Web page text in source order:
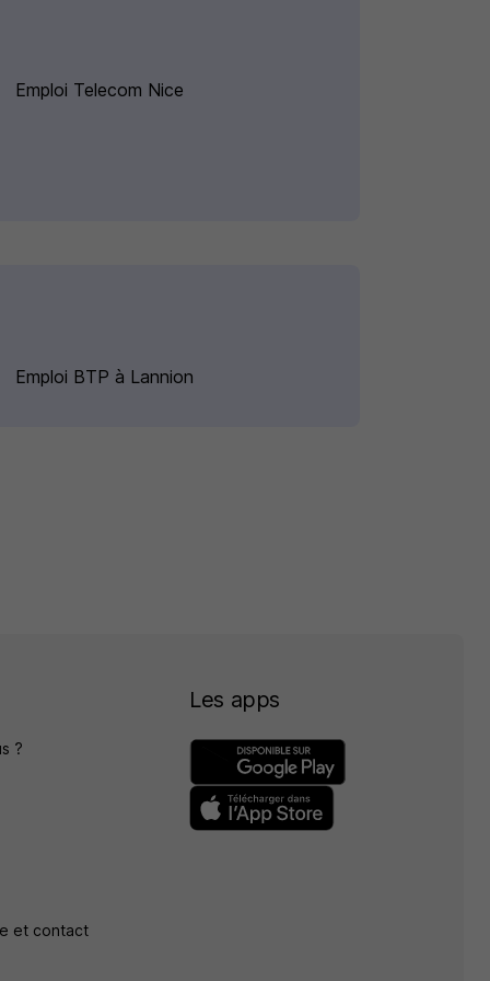
Emploi Telecom Nice
Emploi BTP à Lannion
?
Les apps
et contact